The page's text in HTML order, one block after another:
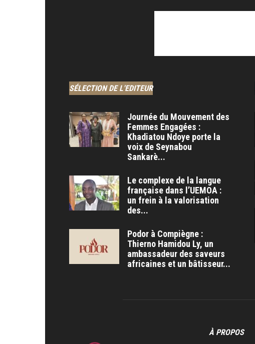
SÉLECTION DE L'EDITEUR
Journée du Mouvement des
Femmes Engagées :
Khadiatou Ndoye porte la
voix de Seynabou
Sankarè...
Le complexe de la langue
française dans l’UEMOA :
un frein à la valorisation
des...
Podor à Compiègne :
Thierno Hamidou Ly, un
ambassadeur des saveurs
africaines et un bâtisseur...
À PROPOS